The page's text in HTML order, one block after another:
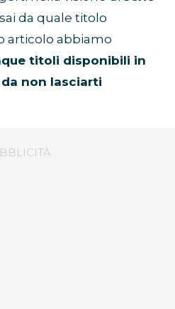
da quale titolo
articolo abbiamo
titoli disponibili in
non lasciarti